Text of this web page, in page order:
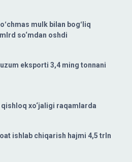
mulk bilan bogʻliq
so‘mdan oshdi
eksporti 3,4 ming tonnani
qishloq xo‘jaligi raqamlarda
ishlab chiqarish hajmi 4,5 trln